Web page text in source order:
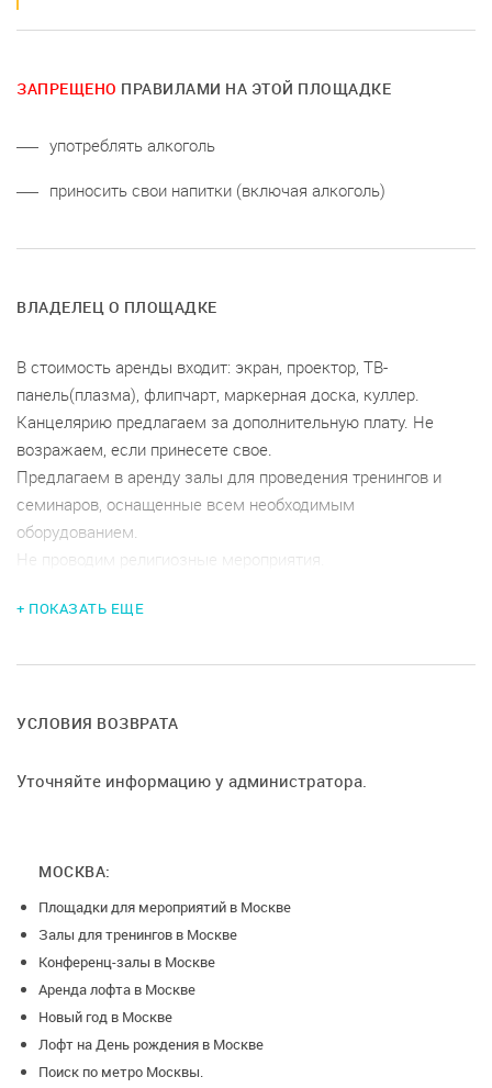
ЗАПРЕЩЕНО ПРАВИЛАМИ НА ЭТОЙ ПЛОЩАДКЕ
употреблять алкоголь
приносить свои напитки (включая алкоголь)
ВЛАДЕЛЕЦ О ПЛОЩАДКЕ
В стоимость аренды входит: экран, проектор, ТВ-
панель(плазма), флипчарт, маркерная доска, куллер.
Канцелярию предлагаем за дополнительную плату. Не
возражаем, если принесете свое.
Предлагаем в аренду залы для проведения тренингов и
семинаров, оснащенные всем необходимым
оборудованием.
Не проводим религиозные мероприятия.
+ ПОКАЗАТЬ ЕЩЕ
УСЛОВИЯ ВОЗВРАТА
Уточняйте информацию у администратора.
МОСКВА:
Площадки для мероприятий в Москве
Залы для тренингов в Москве
Конференц-залы в Москве
Аренда лофта в Москве
Новый год в Москве
Лофт на День рождения в Москве
Поиск по метро Москвы.